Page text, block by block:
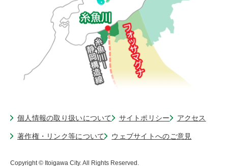
個人情報の取り扱いについて サイトポリシー アクセス
著作権・リンク等について ウェブサイトへのご意見
Copyright © Itoigawa City. All Rights Reserved.